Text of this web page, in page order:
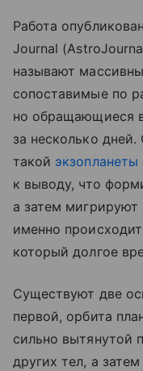
Работа
Journal
называют
сопоставимые по
но обращающиеся
за несколько
такой экзопланеты
к выводу, что
а затем
именно
который долгое
Существуют две
первой, орбита
сильно вытянутой
других тел, а